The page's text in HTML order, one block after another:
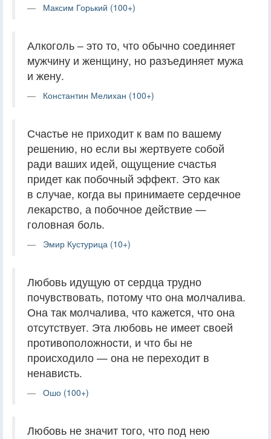
Максим Горький (100+)
Алкоголь – это то, что обычно соединяет
мужчину и женщину, но разъединяет мужа
и жену.
Константин Мелихан (100+)
Счастье не приходит к вам по вашему
решению, но если вы жертвуете собой
ради ваших идей, ощущение счастья
придет как побочный эффект. Это как
в случае, когда вы принимаете сердечное
лекарство, а побочное действие —
головная боль.
Эмир Кустурица (10+)
Любовь идущую от сердца трудно
почувствовать, потому что она молчалива.
Она так молчалива, что кажется, что она
отсутствует. Эта любовь не имеет своей
противоположности, и что бы не
происходило — она не переходит в
ненависть.
Ошо (100+)
Любовь не значит того, что под нею